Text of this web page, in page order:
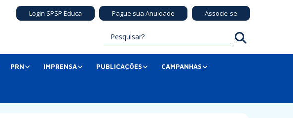
Login SPSP Educa Pague sua Anuidade Associe-se
PRN IMPRENSA PUBLICAÇÕES CAMPANHAS